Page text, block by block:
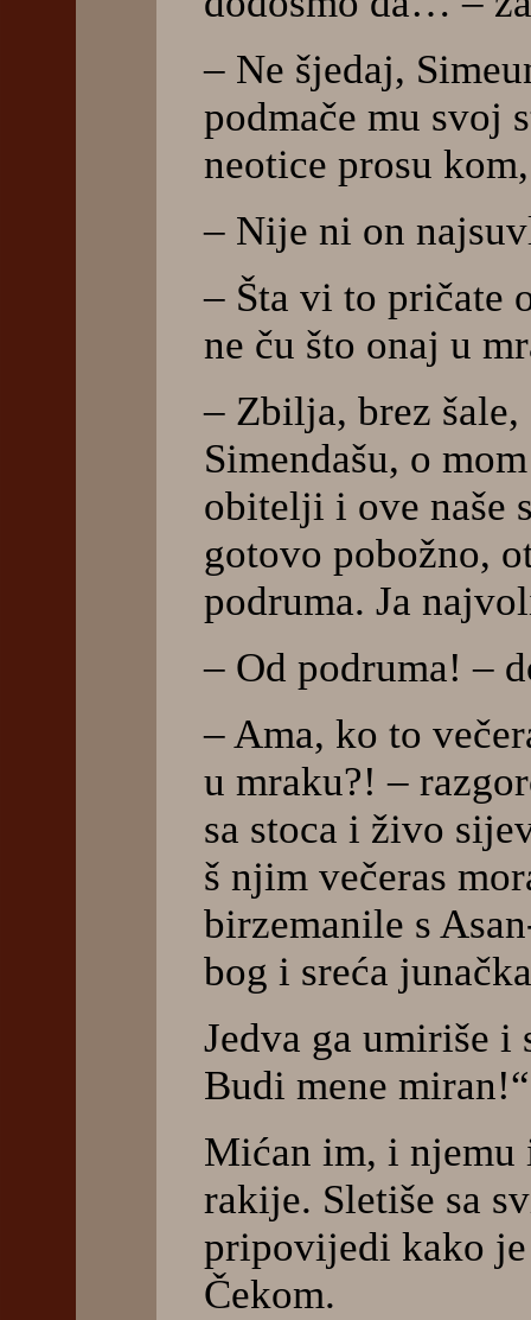
– Ne šjedaj,
podmače mu svoj
neotice prosu
– Nije ni on
– Šta vi to pričate
ne ču što onaj u
– Zbilja, brez
Simendašu, o
obitelji i ove naše
gotovo pobožno,
podruma. Ja
– Od podruma! –
– Ama, ko to
u mraku?! –
sa stoca i živo
š njim večeras
birzemanile s
bog i sreća
Jedva ga umiriše i
Budi mene miran!“
Mićan im, i njemu
rakije. Sletiše sa
pripovijedi kako
Čekom.